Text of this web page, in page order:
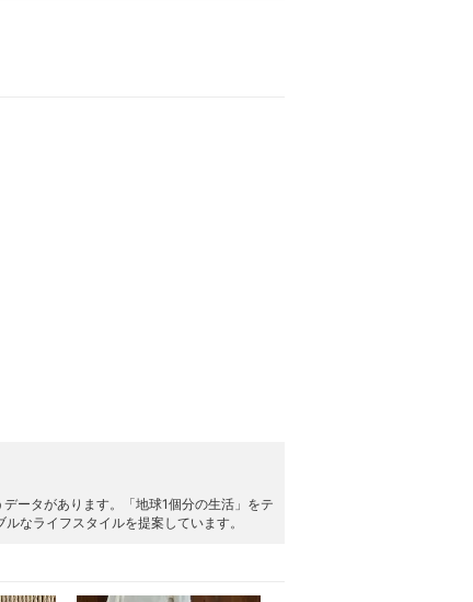
ータがあります。「地球1個分の生活」をテ
なライフスタイルを提案しています。